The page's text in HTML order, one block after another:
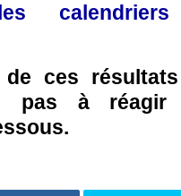
de ces
pas à réagir